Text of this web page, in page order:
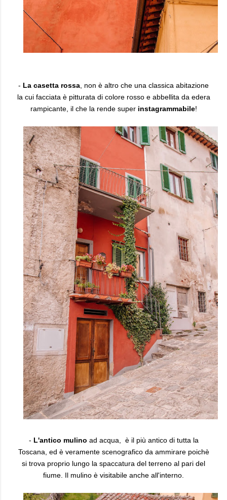
- La casetta rossa , non è altro che una classica abitazione
la cui facciata è pitturata di colore rosso e abbellita da edera
rampicante, il che la rende super instagrammabile!
- L'antico mulino ad acqua, è il più antico di tutta la
Toscana, ed è veramente scenografico da ammirare poichè
si trova proprio lungo la spaccatura del terreno al pari del
fiume. Il mulino è visitabile anche all'interno.